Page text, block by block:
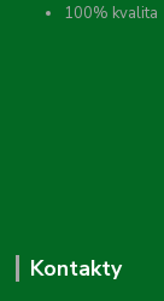
100% kvalita
Kontakty